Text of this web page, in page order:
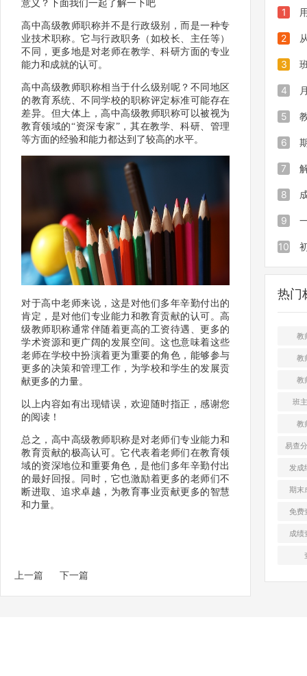
意义？下面我们一起了解一下吧
高中高级教师职称并不是行政级别，而是一种专
业技术职称。它与行政职务（如校长、主任等）
不同，更多地是对老师在教学、科研方面的专业
能力和成就的认可。
高中高级教师职称相当于什么级别呢？不同地区
的教育系统、不同学校的职称评定标准可能存在
差异。但大体上，高中高级教师职称可以被视为
教育领域的“资深专家”，其在教学、科研、管理
等方面的经验和能力都达到了较高的水平。
对于高中老师来说，这是对他们多年辛勤付出的
肯定，是对他们专业能力和教育贡献的认可。高
级教师职称通常伴随着更高的工资待遇、更多的
学术资源和更广阔的发展空间。这也意味着这些
老师在学校中扮演着更为重要的角色，能够参与
更多的决策和管理工作，为学校和学生的发展贡
献更多的力量。
以上内容如有出现错误，欢迎随时指正，感谢您
的阅读！
总之，高中高级教师职称是对老师们专业能力和
教育贡献的极高认可。它代表着老师们在教育领
域的资深地位和重要角色，是他们多年辛勤付出
的最好回报。同时，它也激励着更多的老师们不
断进取、追求卓越，为教育事业贡献更多的智慧
和力量。
上一篇 下一篇
1
钟搞
绩发
繁琐
2
到发
减负
惯
3
发成
轻松
月考
4
别焦
程序
任发
5
查分
分三
发
6
量检
教师
工具
7
布高
零基
解决
8
询系
费生
分享
9
格，
成绩
10
规扣
热门
教
教
教
班
教
易查
发成
期末
免费
成绩